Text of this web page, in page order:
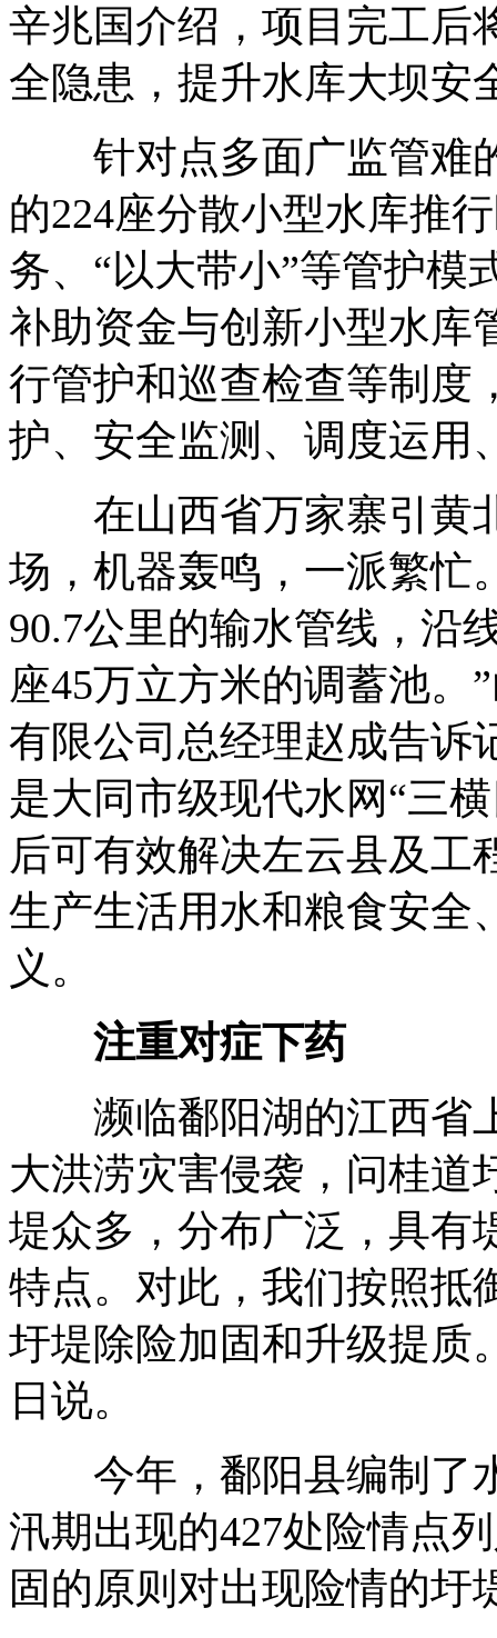
辛兆国介绍，项目完工后
全隐患，提升水库大坝安
针对点多面广监管难
的224座分散小型水库推
务、“以大带小”等管护模
补助资金与创新小型水库
行管护和巡查检查等制度
护、安全监测、调度运用
在山西省万家寨引黄
场，机器轰鸣，一派繁忙
90.7公里的输水管线，沿
座45万立方米的调蓄池。
有限公司总经理赵成告诉
是大同市级现代水网“三
后可有效解决左云县及工
生产生活用水和粮食安全
义。
注重对症下药
濒临鄱阳湖的江西省
大洪涝灾害侵袭，问桂道
堤众多，分布广泛，具有
特点。对此，我们按照抵
圩堤除险加固和升级提质
日说。
今年，鄱阳县编制了
汛期出现的427处险情点
固的原则对出现险情的圩